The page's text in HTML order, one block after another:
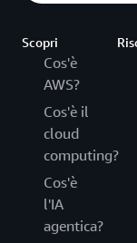
Scopri
Cos'è
AWS?
Cos'è il
cloud
computing?
Cos'è
l'IA
agentica?